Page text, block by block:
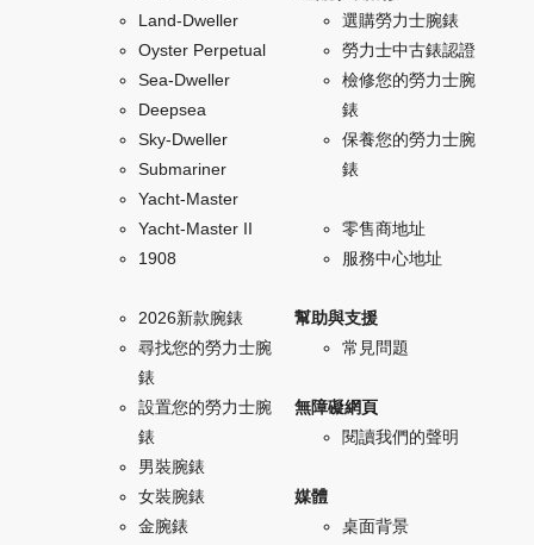
Land-Dweller
Oyster Perpetual
Sea-Dweller
Deepsea
Sky-Dweller
Submariner
Yacht-Master
Yacht-Master II
1908
2026新款腕錶
尋找您的勞力士腕
錶
設置您的勞力士腕
錶
男裝腕錶
女裝腕錶
金腕錶
選購勞力士腕錶
勞力士中古錶認證
檢修您的勞力士腕
錶
保養您的勞力士腕
錶
零售商地址
服務中心地址
幫助與支援
常見問題
無障礙網頁
閱讀我們的聲明
媒體
桌面背景